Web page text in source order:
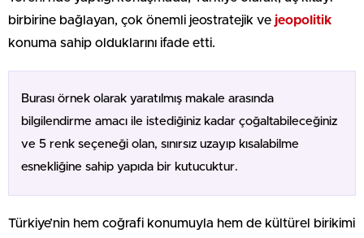
birbirine bağlayan, çok önemli jeostratejik ve jeopolitik
konuma sahip olduklarını ifade etti.
Burası örnek olarak yaratılmış makale arasında
bilgilendirme amacı ile istediğiniz kadar çoğaltabileceğiniz
ve 5 renk seçeneği olan, sınırsız uzayıp kısalabilme
esnekliğine sahip yapıda bir kutucuktur.
Türkiye’nin hem coğrafi konumuyla hem de kültürel birikimi